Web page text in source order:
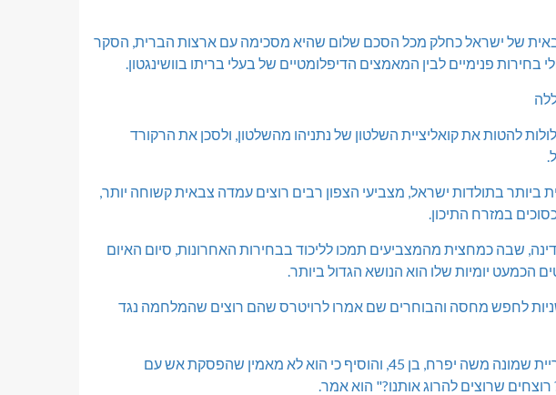
של ישראל כחלק מכל הסכם שלום שהיא מסכימה עם ארצות הברית, הסקר
בחירות פנימיים לבין המאמצים הדיפלומטיים של בעלי בריתו בוושינגטון.
להטות את קואליציית השלטון של נתניהו מהשלטון, ולסכן את הרקורד
בתולדות ישראל, מצביעי הצפון רבים רוצים עמדה צבאית קשוחה יותר,
במזרח התיכון.
שבה כמחצית מהמצביעים תמכו לליכוד בבחירות האחרונות, סיום האיום
הכמעט יומיות שלו הוא הנושא הגדול ביותר.
לחפש מחסה והבוחרים שם אמרו לרויטרס שהם רוצים שהמלחמה נגד
"כל הלילה יש פיצוצים עזים", אמר תושב קריית שמונה משה יפרח, בן 45, והוסיף כי הוא לא מאמין שהפסקת אש עם
שרוצים להרוג אותנו?" הוא אמר.